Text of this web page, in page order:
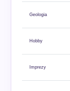
Geologia
Hobby
Imprezy